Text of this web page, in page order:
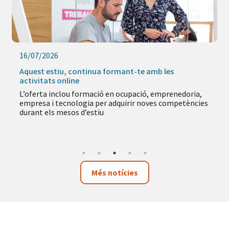
09/07/2026
La nova Oficina de Contractació Estratègica
impulsa una contractació pública més accessible i
responsable
El nou servei ofereix assessorament i acompanyament
a empreses, persones autònomes i entitats per
Més notícies